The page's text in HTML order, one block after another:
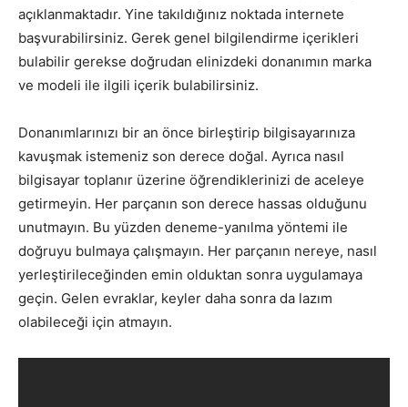
açıklanmaktadır. Yine takıldığınız noktada internete
başvurabilirsiniz. Gerek genel bilgilendirme içerikleri
bulabilir gerekse doğrudan elinizdeki donanımın marka
ve modeli ile ilgili içerik bulabilirsiniz.
Donanımlarınızı bir an önce birleştirip bilgisayarınıza
kavuşmak istemeniz son derece doğal. Ayrıca nasıl
bilgisayar toplanır üzerine öğrendiklerinizi de aceleye
getirmeyin. Her parçanın son derece hassas olduğunu
unutmayın. Bu yüzden deneme-yanılma yöntemi ile
doğruyu bulmaya çalışmayın. Her parçanın nereye, nasıl
yerleştirileceğinden emin olduktan sonra uygulamaya
geçin. Gelen evraklar, keyler daha sonra da lazım
olabileceği için atmayın.